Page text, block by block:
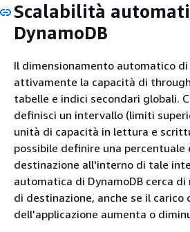
Scalabilità
DynamoDB
Il dimensionamento automatico di
attivamente la capacità di
tabelle e indici secondari globali.
definisci un intervallo (limiti
unità di capacità in lettura e
possibile definire una percentuale
destinazione all'interno di tale
automatica di DynamoDB cerca
di destinazione, anche se il carico
dell'applicazione aumenta o